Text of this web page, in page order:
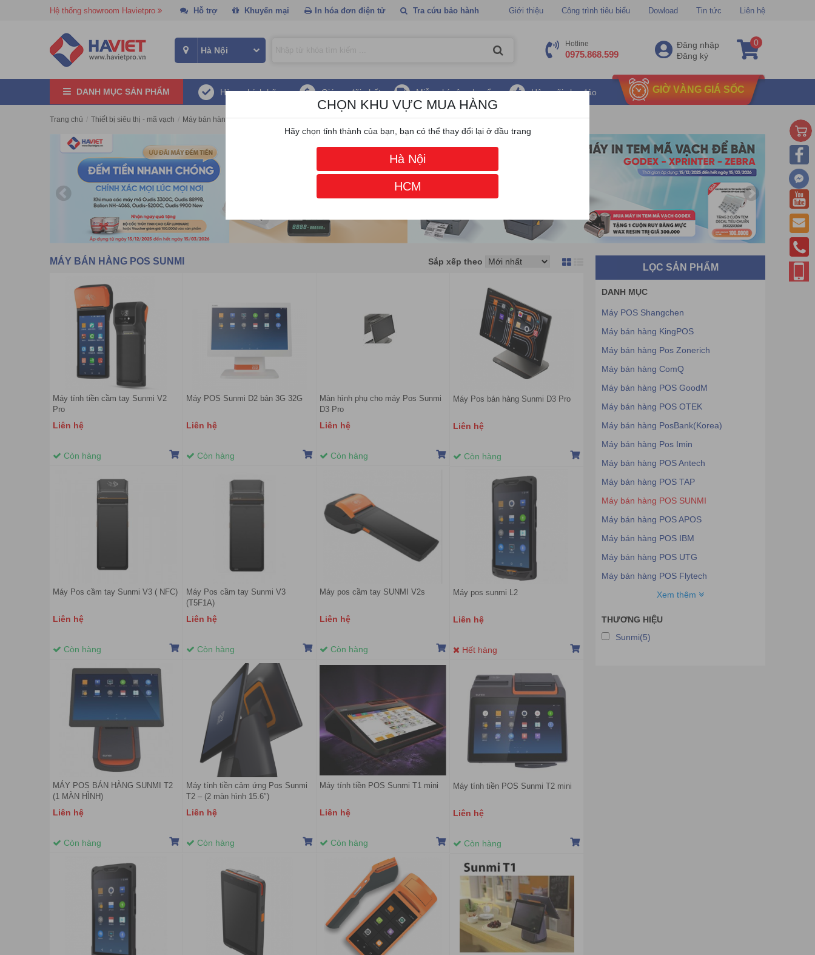
Hệ thống showroom Havietpro Hỗ trợ Khuyến mại In hóa đơn điện tử Tra cứu bảo hành Giới thiệu Công trình tiêu biểu Dowload Tin tức Liên hệ
Hotline
0975.868.599
Đăng nhập
Đăng ký
0
DANH MỤC SẢN PHẨM Hàng chính hãng Giá ưu đãi nhất Miễn phí vận chuyển Hậu mãi chu đáo GIỜ VÀNG GIÁ SỐC
Trang chủ / Thiết bị siêu thị - mã vạch / Máy bán hàng POS / Máy bán hàng POS SUNMI
MÁY BÁN HÀNG POS SUNMI Sắp xếp theo
Máy tính tiền cầm tay Sunmi V2
Pro
Liên hệ
Còn hàng
Máy POS Sunmi D2 bản 3G 32G
Liên hệ
Còn hàng
Màn hình phụ cho máy Pos Sunmi
D3 Pro
Liên hệ
Còn hàng
Máy Pos bán hàng Sunmi D3 Pro
Liên hệ
Còn hàng
Máy Pos cầm tay Sunmi V3 ( NFC)
Liên hệ
Còn hàng
Máy Pos cầm tay Sunmi V3
(T5F1A)
Liên hệ
Còn hàng
Máy pos cầm tay SUNMI V2s
Liên hệ
Còn hàng
Máy pos sunmi L2
Liên hệ
Hết hàng
MÁY POS BÁN HÀNG SUNMI T2
(1 MÀN HÌNH)
Liên hệ
Còn hàng
Máy tính tiền cảm ứng Pos Sunmi
T2 – (2 màn hình 15.6″)
Liên hệ
Còn hàng
Máy tính tiền POS Sunmi T1 mini
Liên hệ
Còn hàng
Máy tính tiền POS Sunmi T2 mini
Liên hệ
Còn hàng
LỌC SẢN PHẨM
DANH MỤC
Máy POS Shangchen
Máy bán hàng KingPOS
Máy bán hàng Pos Zonerich
Máy bán hàng ComQ
Máy bán hàng POS GoodM
Máy bán hàng POS OTEK
Máy bán hàng PosBank(Korea)
Máy bán hàng Pos Imin
Máy bán hàng POS Antech
Máy bán hàng POS TAP
Máy bán hàng POS SUNMI
Máy bán hàng POS APOS
Máy bán hàng POS IBM
Máy bán hàng POS UTG
Máy bán hàng POS Flytech
Máy bán hàng POS Birch
Máy bán hàng POS Topcash
Máy bán hàng POS Ejeton
Xem thêm
THƯƠNG HIỆU
Sunmi(5)
CHỌN KHU VỰC MUA HÀNG
Hãy chọn tỉnh thành của bạn, bạn có thể thay đổi lại ở đầu trang
Hà Nội
HCM